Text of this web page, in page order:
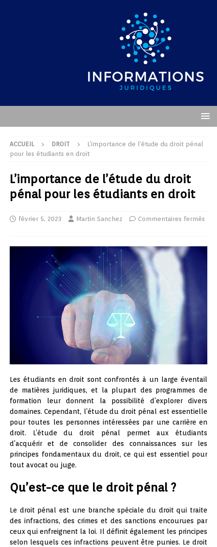
ACCUEIL DROIT
L’importance de l’étude du droit pénal
pour les étudiants en droit
L’importance de l’étude du droit
pénal pour les étudiants en droit
février 5, 2023 Martin Sanchez Commentaires fermés
Les étudiants en droit sont confrontés à un large éventail
de matières juridiques, et la plupart des programmes de
formation leur donnent la possibilité d’explorer divers
domaines. Cependant, l’étude du droit pénal est essentielle
pour toutes les personnes intéressées par une carrière en
droit. L’étude du droit pénal permet aux étudiants
d’acquérir et de consolider des connaissances sur les
principes fondamentaux du droit, ce qui est essentiel pour
tout avocat ou juge.
Qu’est-ce que le droit pénal ?
Le droit pénal est une branche spéciale du droit qui traite
des infractions, des crimes et des sanctions encourues par
ceux qui enfreignent la loi. Il définit également les principes
selon lesquels ces infractions peuvent être punies. Le droit